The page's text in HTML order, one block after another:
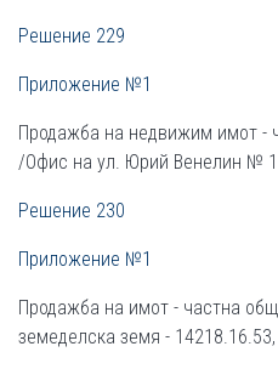
Решение 229
Приложение №1
Продажба на недвижим имот -
/Офис на ул. Юрий Венелин №
Решение 230
Приложение №1
Продажба на имот - частна
земеделска земя -